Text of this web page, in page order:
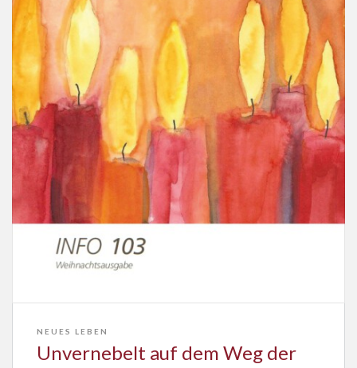
NEUES LEBEN
Unvernebelt auf dem Weg der